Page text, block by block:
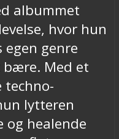
albummet
hvor hun
genre
Med et
techno-
lytteren
og healende